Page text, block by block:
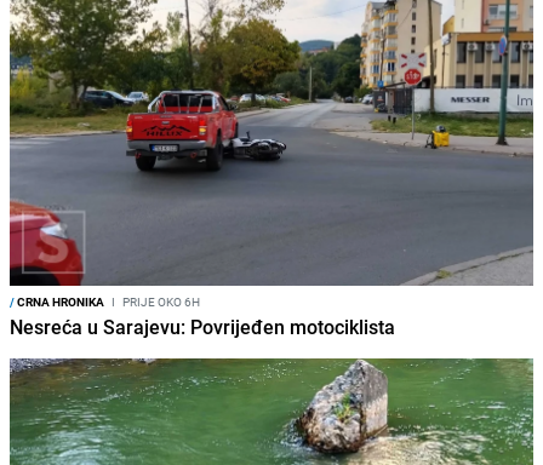
/CRNA HRONIKA I PRIJE OKO 6H
Nesreća u Sarajevu: Povrijeđen motociklista